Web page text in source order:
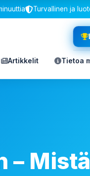
Turvallinen ja
Artikkelit Tietoa
– Mistä